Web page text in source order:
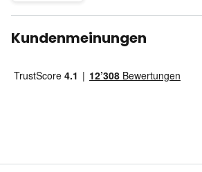
Kundenmeinungen